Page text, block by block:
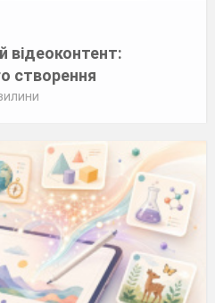
відеоконтент:
створення